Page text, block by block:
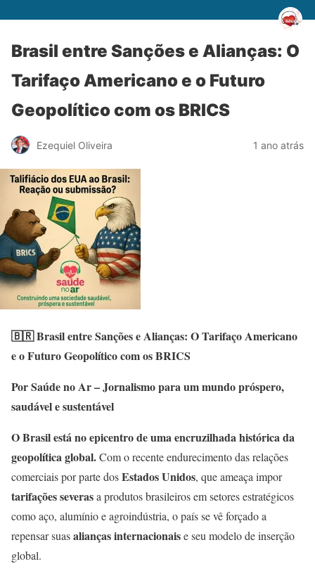
Brasil entre Sanções e Alianças: O
Tarifaço Americano e o Futuro
Geopolítico com os BRICS
Ezequiel Oliveira 1 ano atrás
🇧🇷Brasil entre Sanções e Alianças: O Tarifaço Americano
e o Futuro Geopolítico com os BRICS
Por Saúde no Ar – Jornalismo para um mundo próspero,
saudável e sustentável
O Brasil está no epicentro de uma encruzilhada histórica da
geopolítica global.Com o recente endurecimento das relações
comerciais por parte dosEstados Unidos, que ameaça impor
tarifações severasa produtos brasileiros em setores estratégicos
como aço, alumínio e agroindústria, o país se vê forçado a
repensar suasalianças internacionaise seu modelo de inserção
global.